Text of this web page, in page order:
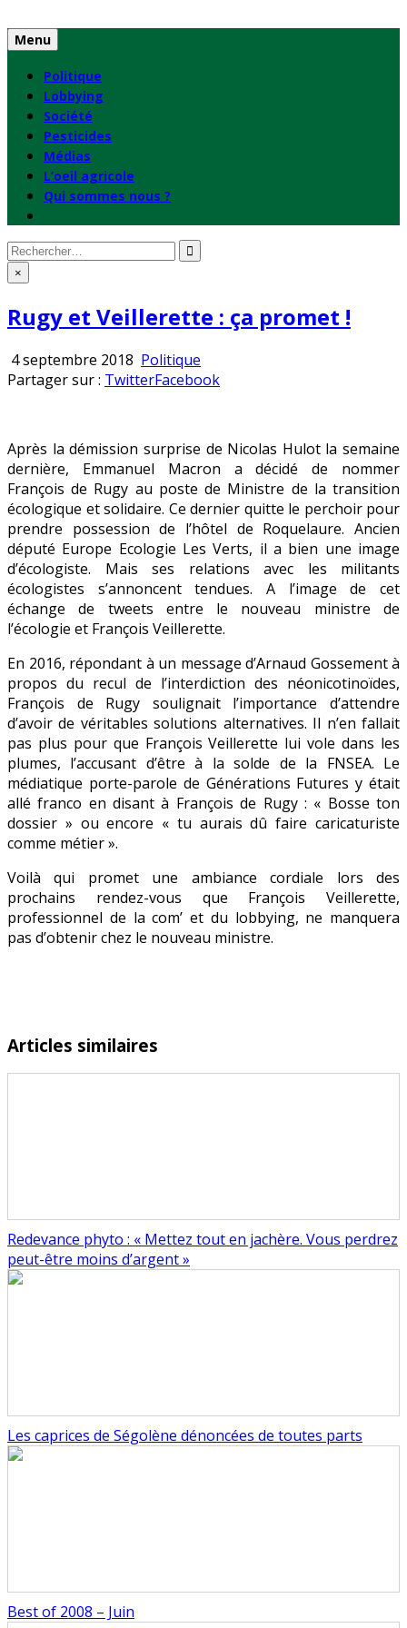
to
content
Menu
Politique
Lobbying
Société
Pesticides
Médias
L’oeil agricole
Qui sommes nous ?
Rechercher
: ×
Rugy et Veillerette : ça promet !
4 septembre 2018 Publié
en
Politique
Partager sur : TwitterFacebook
Après la démission surprise de Nicolas Hulot la semaine
dernière, Emmanuel Macron a décidé de nommer
François de Rugy au poste de Ministre de la transition
écologique et solidaire. Ce dernier quitte le perchoir pour
prendre possession de l’hôtel de Roquelaure. Ancien
député Europe Ecologie Les Verts, il a bien une image
d’écologiste. Mais ses relations avec les militants
écologistes s’annoncent tendues. A l’image de cet
échange de tweets entre le nouveau ministre de
l’écologie et François Veillerette.
En 2016, répondant à un message d’Arnaud Gossement à
propos du recul de l’interdiction des néonicotinoïdes,
François de Rugy soulignait l’importance d’attendre
d’avoir de véritables solutions alternatives. Il n’en fallait
pas plus pour que François Veillerette lui vole dans les
plumes, l’accusant d’être à la solde de la FNSEA. Le
médiatique porte-parole de Générations Futures y était
allé franco en disant à François de Rugy : « Bosse ton
dossier » ou encore « tu aurais dû faire caricaturiste
comme métier ».
Voilà qui promet une ambiance cordiale lors des
prochains rendez-vous que François Veillerette,
professionnel de la com’ et du lobbying, ne manquera
pas d’obtenir chez le nouveau ministre.
Articles similaires
Redevance phyto : « Mettez tout en jachère. Vous perdrez
peut-être moins d’argent »
Les caprices de Ségolène dénoncées de toutes parts
Best of 2008 – Juin